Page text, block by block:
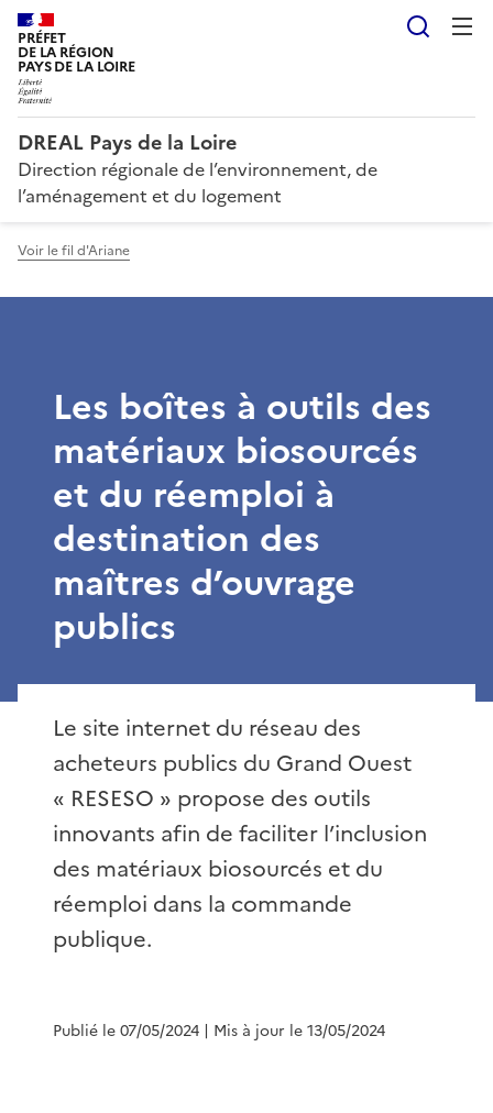
PRÉFET
DE LA RÉGION
PAYS DE LA LOIRE
DREAL Pays de la Loire
Direction régionale de l’environnement, de
l’aménagement et du logement
Voir le fil d'Ariane
Les boîtes à outils des
matériaux biosourcés
et du réemploi à
destination des
maîtres d’ouvrage
publics
Le site internet du réseau des
acheteurs publics du Grand Ouest
« RESESO » propose des outils
innovants afin de faciliter l’inclusion
des matériaux biosourcés et du
réemploi dans la commande
publique.
Publié le 07/05/2024 | Mis à jour le 13/05/2024